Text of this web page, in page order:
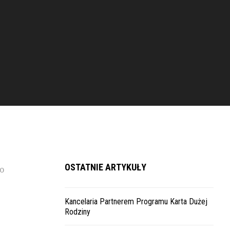
OSTATNIE ARTYKUŁY
Kancelaria Partnerem Programu Karta Dużej
Rodziny